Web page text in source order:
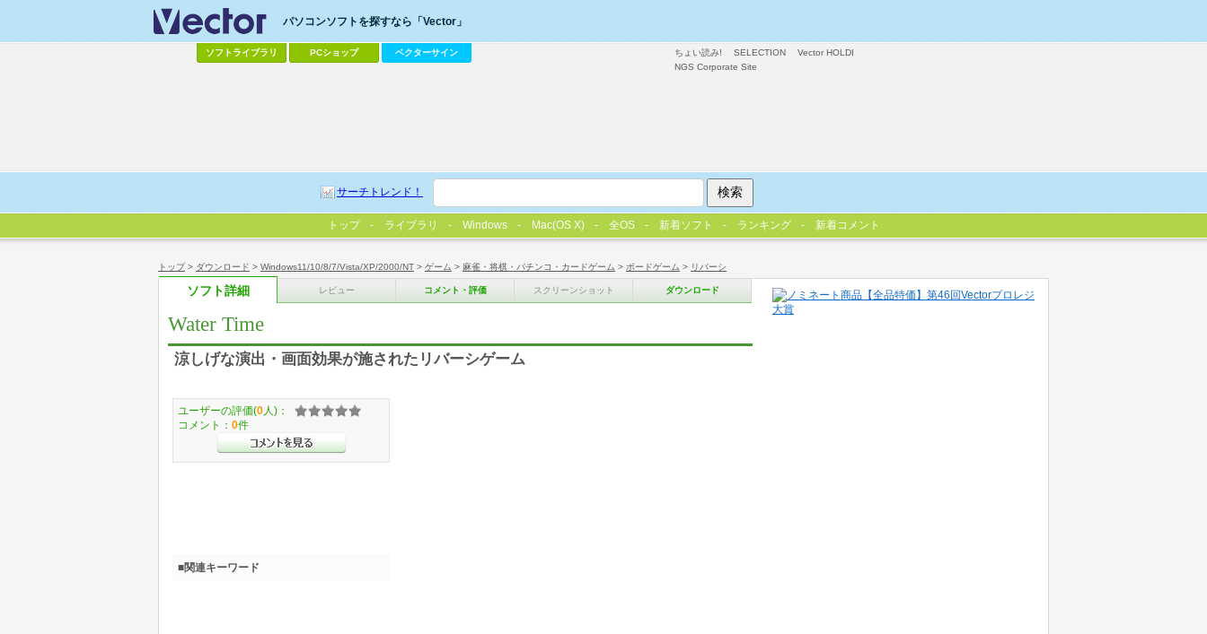
トップ> ダウンロード > Windows11/10/8/7/Vista/XP/2000/NT > ゲーム > 麻雀・将棋・パチンコ・カードゲーム > ボードゲーム > リバーシ
ソフト詳細 レビュー コメント・評価 スクリーンショット ダウンロード
Water Time
涼しげな演出・画面効果が施されたリバーシゲーム
ユーザーの評価(0 人)：
コメント： 0件
■関連キーワード
ちょい読み! SELECTION
Vector HOLDI
NGS Corporate Site
パソコンソフトを探すなら「Vector」
ソフトライブラリ PCショップ ベクターサイン
サーチトレンド！
トップ ライブラリ Windows Mac(OS X) 全OS 新着ソフト ランキング 新着コメント